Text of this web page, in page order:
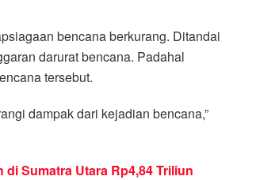
bencana berkurang. Ditandai
darurat bencana. Padahal
tersebut.
dampak dari kejadian bencana,”
Sumatra Utara Rp4,84 Triliun